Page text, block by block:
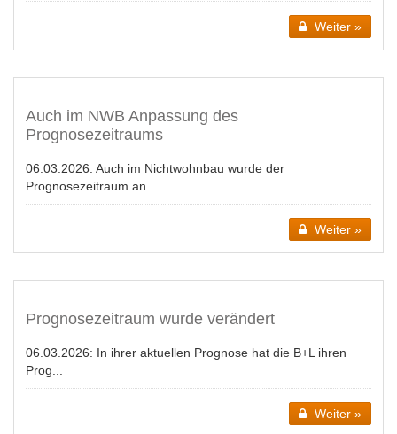
Weiter »
Auch im NWB Anpassung des
Prognosezeitraums
06.03.2026: Auch im Nichtwohnbau wurde der
Prognosezeitraum an...
Weiter »
Prognosezeitraum wurde verändert
06.03.2026: In ihrer aktuellen Prognose hat die B+L ihren
Prog...
Weiter »